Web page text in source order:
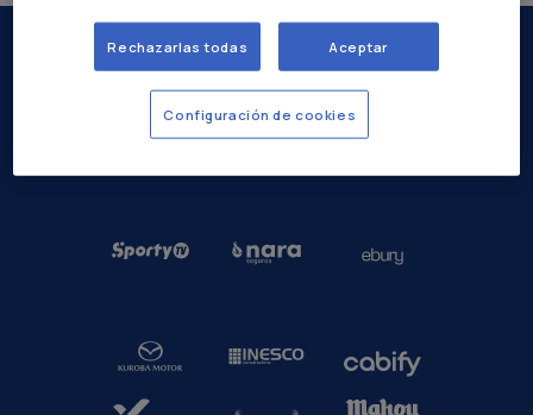
Rechazarlas todas Aceptar
Configuración de cookies